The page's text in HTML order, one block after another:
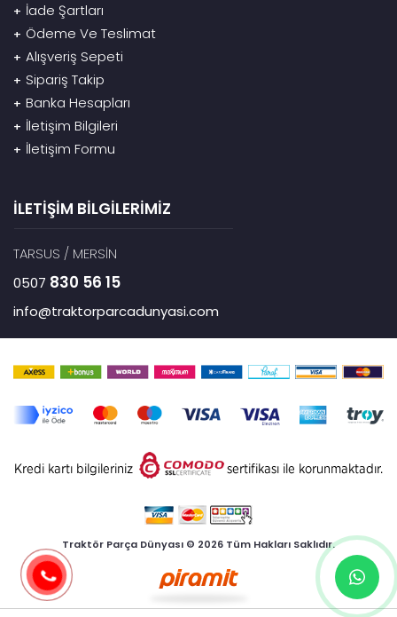
+ İade Şartları
+ Ödeme Ve Teslimat
+ Alışveriş Sepeti
+ Sipariş Takip
+ Banka Hesapları
+ İletişim Bilgileri
+ İletişim Formu
İLETİŞİM BİLGİLERİMİZ
TARSUS / MERSİN
0507 830 56 15
info@traktorparcadunyasi.com
Traktör Parça Dünyası © 2026 Tüm Hakları Saklıdır.